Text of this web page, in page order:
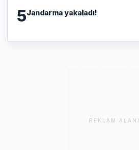
5Jandarma yakaladı!
REKLAM ALANI